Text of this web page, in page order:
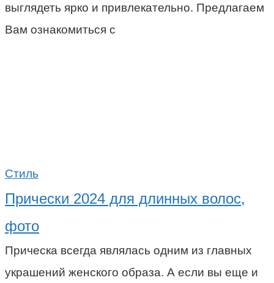
выглядеть ярко и привлекательно. Предлагаем
Вам ознакомиться с
Стиль
Прически 2024 для длинных волос,
фото
Прическа всегда являлась одним из главных
украшений женского образа. А если вы еще и